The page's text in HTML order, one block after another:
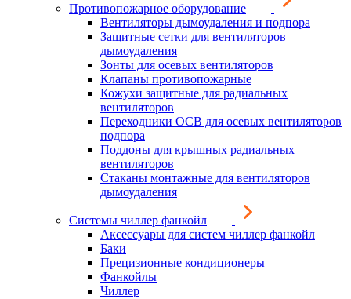
Противопожарное оборудование
Вентиляторы дымоудаления и подпора
Защитные сетки для вентиляторов
дымоудаления
Зонты для осевых вентиляторов
Клапаны противопожарные
Кожухи защитные для радиальных
вентиляторов
Переходники ОСВ для осевых вентиляторов
подпора
Поддоны для крышных радиальных
вентиляторов
Стаканы монтажные для вентиляторов
дымоудаления
Системы чиллер фанкойл
Аксессуары для систем чиллер фанкойл
Баки
Прецизионные кондиционеры
Фанкойлы
Чиллер